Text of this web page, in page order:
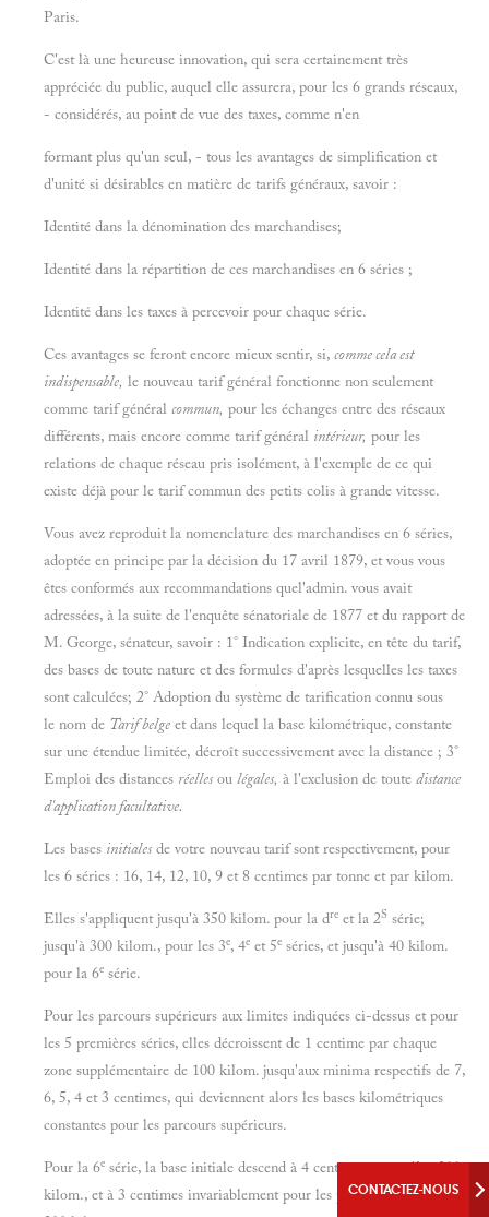
Paris.
C'est là une heureuse innovation, qui sera certainement très
appréciée du public, auquel elle assurera, pour les 6 grands réseaux,
- considérés, au point de vue des taxes, comme n'en
formant plus qu'un seul, - tous les avantages de simplification et
d'unité si désirables en matière de tarifs généraux, savoir :
Identité dans la dénomination des marchandises;
Identité dans la répartition de ces marchandises en 6 séries ;
Identité dans les taxes à percevoir pour chaque série.
Ces avantages se feront encore mieux sentir, si, comme cela est
indispensable, le nouveau tarif général fonctionne non seulement
comme tarif général commun, pour les échanges entre des réseaux
différents, mais encore comme tarif général intérieur, pour les
relations de chaque réseau pris isolément, à l'exemple de ce qui
existe déjà pour le tarif commun des petits colis à grande vitesse.
Vous avez reproduit la nomenclature des marchandises en 6 séries,
adoptée en principe par la décision du 17 avril 1879, et vous vous
êtes conformés aux recommandations quel'admin. vous avait
adressées, à la suite de l'enquête sénatoriale de 1877 et du rapport de
M. George, sénateur, savoir : 1° Indication explicite, en tête du tarif,
des bases de toute nature et des formules d'après lesquelles les taxes
sont calculées; 2° Adoption du système de tarification connu sous
le nom de Tarif belge et dans lequel la base kilométrique, constante
sur une étendue limitée, décroît successivement avec la distance ; 3°
Emploi des distances réelles ou légales, à l'exclusion de toute distance
d'application facultative.
Les bases initiales de votre nouveau tarif sont respectivement, pour
les 6 séries : 16, 14, 12, 10, 9 et 8 centimes par tonne et par kilom.
Elles s'appliquent jusqu'à 350 kilom. pour la dre et la 2S série;
jusqu'à 300 kilom., pour les 3e, 4e et 5e séries, et jusqu'à 40 kilom.
pour la 6e série.
Pour les parcours supérieurs aux limites indiquées ci-dessus et pour
les 5 premières séries, elles décroissent de 1 centime par chaque
zone supplémentaire de 100 kilom. jusqu'aux minima respectifs de 7,
6, 5, 4 et 3 centimes, qui deviennent alors les bases kilométriques
constantes pour les parcours supérieurs.
Pour la 6e série, la base initiale descend à 4 centimes, entreilet 200
kilom., et à 3 centimes invariablement pour les parcours au delà de
CONTACTEZ-NOUS